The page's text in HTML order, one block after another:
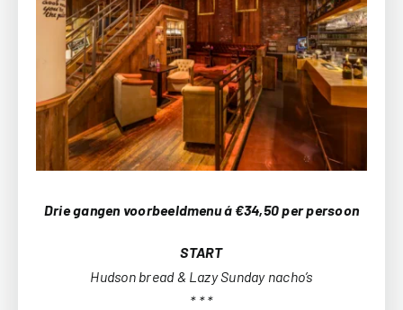
Drie gangen voorbeeldmenu á €34,50 per persoon
START
Hudson bread & Lazy Sunday nacho’s
* * *